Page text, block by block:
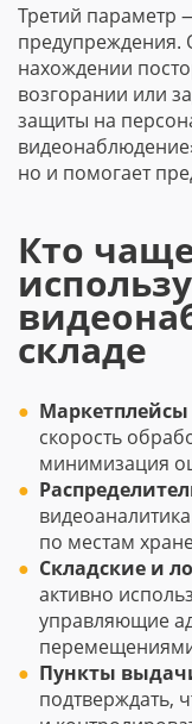
Третий параметр
предупреждения.
нахождении
возгорании или
защиты на
но и помогает
Кто
складе
Маркетплейсы
скорость
минимизация
по местам
Складские и
активно
управляющие
Пункты
подтверждать,